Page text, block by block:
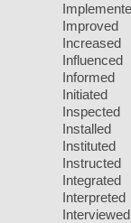
Improved
Increased
Influenced
Informed
Initiated
Inspected
Installed
Instituted
Instructed
Integrated
Interpreted
Interviewed